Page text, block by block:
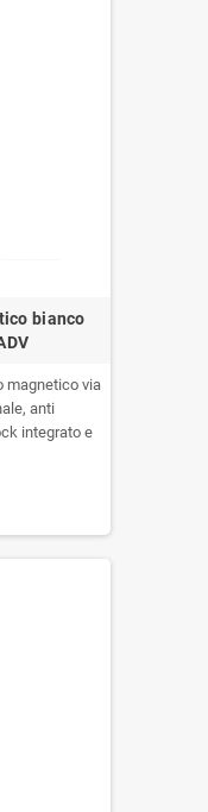
bianco
magnetico via
anti
integrato e